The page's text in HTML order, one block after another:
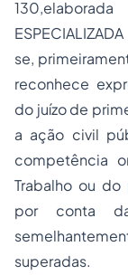
se,
reconhece
do juízo de
a ação civil
competência
Trabalho ou do
por conta
superadas.